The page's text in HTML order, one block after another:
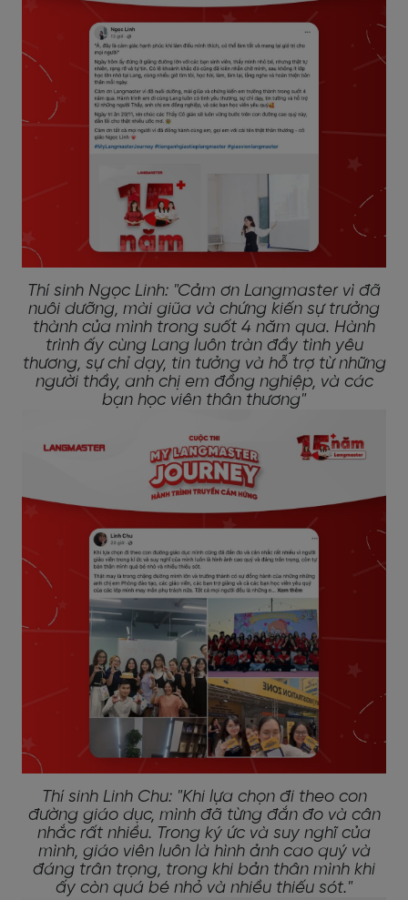
Thí sinh Ngọc Linh: "Cảm ơn Langmaster vì đã
nuôi dưỡng, mài giũa và chứng kiến sự trưởng
thành của mình trong suốt 4 năm qua. Hành
trình ấy cùng Lang luôn tràn đầy tình yêu
thương, sự chỉ dạy, tin tưởng và hỗ trợ từ những
người thầy, anh chị em đồng nghiệp, và các
bạn học viên thân thương"
Thí sinh Linh Chu: "Khi lựa chọn đi theo con
đường giáo dục, mình đã từng đắn đo và cân
nhắc rất nhiều. Trong ký ức và suy nghĩ của
mình, giáo viên luôn là hình ảnh cao quý và
đáng trân trọng, trong khi bản thân mình khi
ấy còn quá bé nhỏ và nhiều thiếu sót."